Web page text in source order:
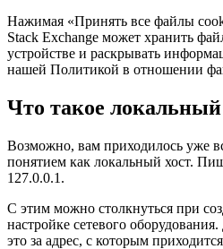
Нажимая «Принять все файлы
Stack Exchange может хранить
устройстве и раскрывать
нашей Политикой в отношении
Что такое локальный
Возможно, вам приходилось уже
понятием как локальный хост.
127.0.0.1.
С этим можно столкнуться при
настройке сетевого
это за адрес, с которым